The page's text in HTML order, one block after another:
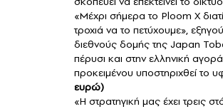
«Μέχρι σήμερα το Ploom X
τροχιά να το πετύχουμε»,
διεθνούς δομής της Japan
πέρυσι και στην ελληνική
προκειμένου υποστηριχθεί το
ευρώ)
«Η στρατηγική μας έχει τρεις